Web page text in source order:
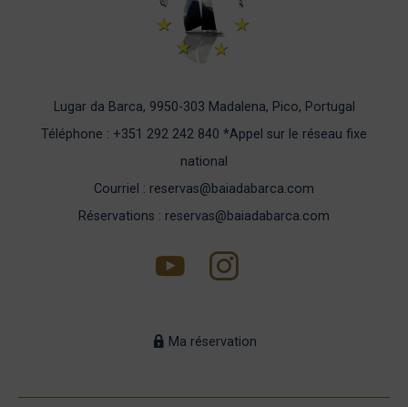
Lugar da Barca, 9950-303 Madalena, Pico, Portugal
Téléphone : +351 292 242 840 *Appel sur le réseau fixe
national
Courriel : reservas@baiadabarca.com
Réservations : reservas@baiadabarca.com
Ma réservation